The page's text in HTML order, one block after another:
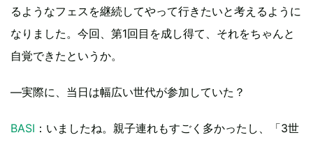
るようなフェスを継続してやって行きたいと考えるように
なりました。今回、第1回目を成し得て、それをちゃんと
自覚できたというか。
―実際に、当日は幅広い世代が参加していた？
BASI ：いましたね。親子連れもすごく多かったし、「3世